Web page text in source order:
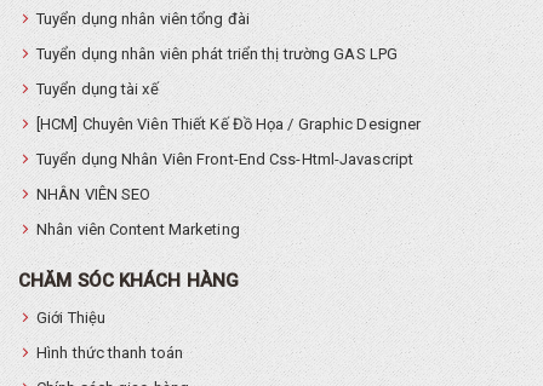
Tuyển dụng nhân viên tổng đài
Tuyển dụng nhân viên phát triển thị trường GAS LPG
Tuyển dụng tài xế
[HCM] Chuyên Viên Thiết Kế Đồ Họa / Graphic Designer
Tuyển dụng Nhân Viên Front-End Css-Html-Javascript
NHÂN VIÊN SEO
Nhân viên Content Marketing
CHĂM SÓC KHÁCH HÀNG
Giới Thiệu
Hình thức thanh toán